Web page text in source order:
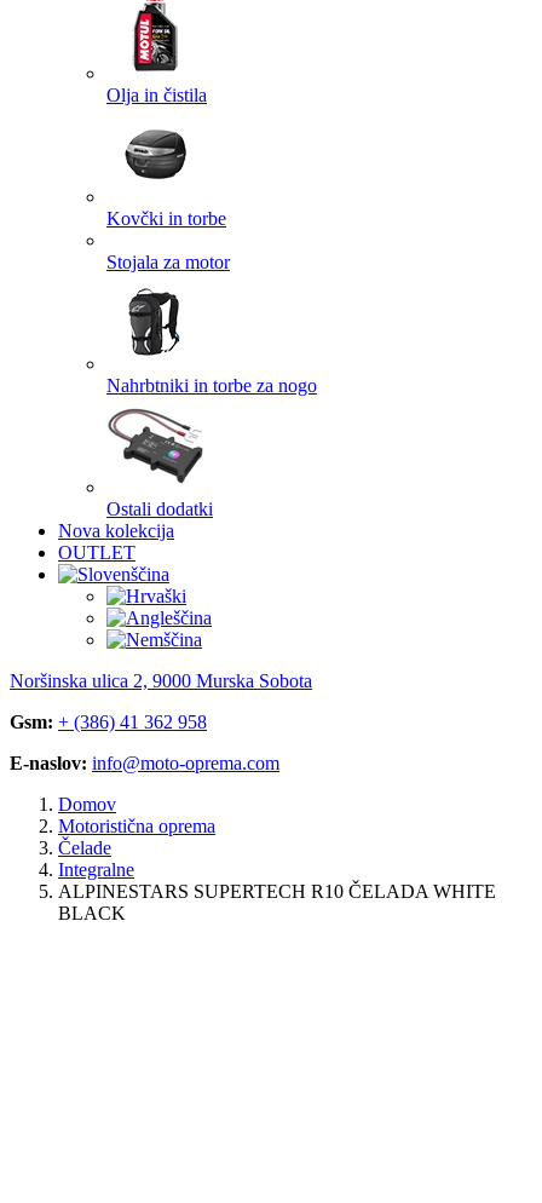
Olja in čistila
Kovčki in torbe
Stojala za motor
Nahrbtniki in torbe za nogo
Ostali dodatki
Nova kolekcija
OUTLET
Noršinska ulica 2, 9000 Murska Sobota
Gsm: + (386) 41 362 958
E-naslov: info@moto-oprema.com
Domov
Motoristična oprema
Čelade
Integralne
ALPINESTARS SUPERTECH R10 ČELADA WHITE
BLACK